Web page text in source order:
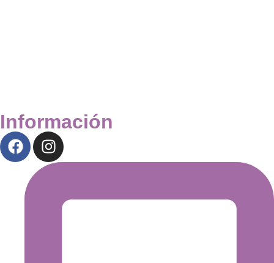
Información